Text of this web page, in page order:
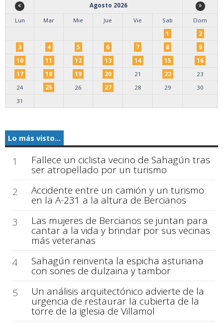
Agosto 2026
Lun
Mar Mie Jue Vie Sab
Dom
1
2
3
4 5 6 7 8
9
10
11 12 13 14 15
16
17
18 19 20 21 22
23
24
25 26 27 28 29
30
31
Lo más visto...
1 Fallece un ciclista vecino de Sahagún tras
ser atropellado por un turismo
2
Accidente entre un camión y un turismo
en la A-231 a la altura de Bercianos
3
Las mujeres de Bercianos se juntan para
cantar a la vida y brindar por sus vecinas
más veteranas
4
Sahagún reinventa la espicha asturiana
con sones de dulzaina y tambor
5
Un análisis arquitectónico advierte de la
urgencia de restaurar la cubierta de la
torre de la iglesia de Villamol